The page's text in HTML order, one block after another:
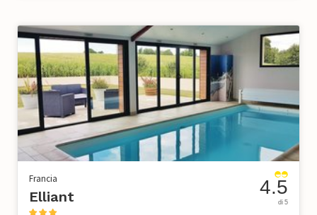
Francia
Elliant 4.5
di 5